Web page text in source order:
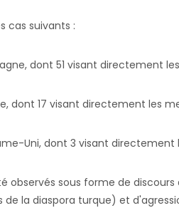
cas suivants :
dont 51 visant directement
dont 17 visant directement les
Uni, dont 3 visant directement
observés sous forme de discours
la diaspora turque) et